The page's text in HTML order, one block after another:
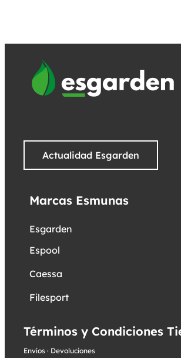
Actualidad Esgarden
Marcas Esmunas
Esgarden
Espool
Caessa
Filesport
Términos y Condiciones
Envíos · Devoluciones